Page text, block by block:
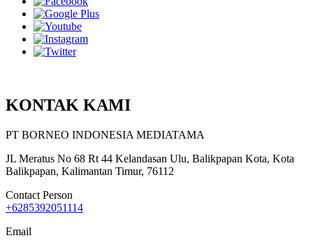
KONTAK KAMI
PT BORNEO INDONESIA MEDIATAMA
JL Meratus No 68 Rt 44 Kelandasan Ulu, Balikpapan Kota, Kota
Balikpapan, Kalimantan Timur, 76112
Contact Person
+6285392051114
Email